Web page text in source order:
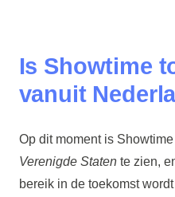
Is Showtime
vanuit
Op dit moment is
Verenigde Statente zien,
bereik in de toekomst